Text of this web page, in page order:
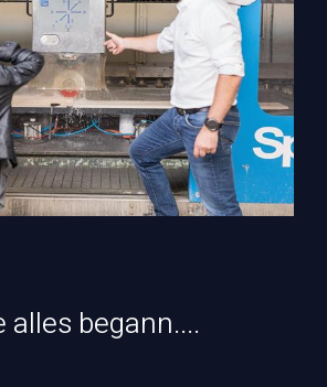
alles begann....